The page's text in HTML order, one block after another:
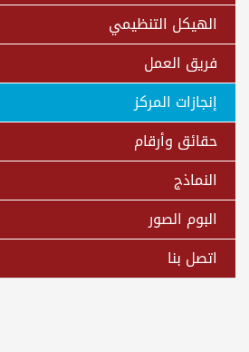
الهيكل التنظيمي
فريق العمل
إنجازات المركز
حقائق وأرقام
النماذج
البوم الصور
اتصل بنا